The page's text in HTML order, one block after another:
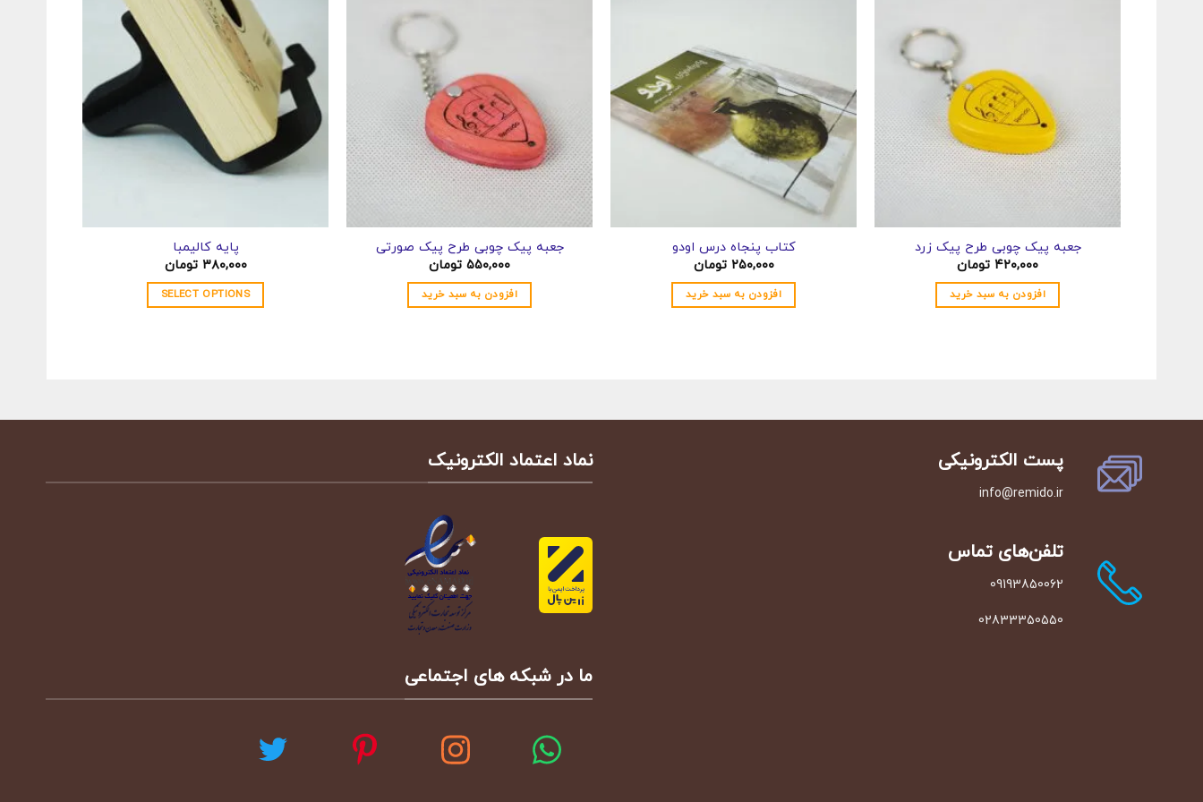
جعبه پیک چوبی طرح پیک زرد
۴۲۰,۰۰۰ تومان
افزودن به سبد خرید
کتاب پنجاه درس اودو
۲۵۰,۰۰۰ تومان
افزودن به سبد خرید
جعبه پیک چوبی طرح پیک صورتی
۵۵۰,۰۰۰ تومان
افزودن به سبد خرید
پایه کالیمبا
۳۸۰,۰۰۰ تومان
SELECT OPTIONS
پست الکترونیکی
info@remido.ir
تلفن‌‌های تماس
09193850062
02833350550
نماد اعتماد الکترونیک
ما در شبکه های اجتماعی